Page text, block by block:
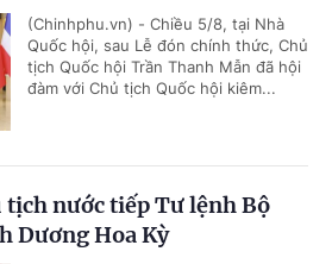
(Chinhphu.vn) - Chiều 5/8, tại Nhà
Quốc hội, sau Lễ đón chính thức, Chủ
tịch Quốc hội Trần Thanh Mẫn đã hội
đàm với Chủ tịch Quốc hội kiêm...
nước tiếp Tư lệnh Bộ
Dương Hoa Kỳ